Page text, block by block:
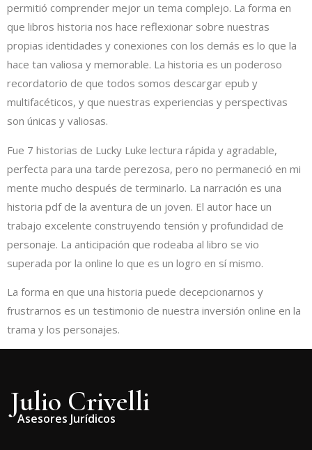
permitió comprender mejor un tema complejo. La forma en
que libros historia nos hace reflexionar sobre nuestras
propias identidades y conexiones con los demás es lo que la
hace tan valiosa y memorable. La historia es un poderoso
recordatorio de que todos somos descargar epub y
multifacéticos, y que nuestras experiencias y perspectivas
son únicas y valiosas.
Fue 7 historias de Lucky Luke lectura rápida y agradable,
perfecta para una tarde perezosa, pero no permaneció en mi
mente mucho después de terminarlo. La narración es una
historia pdf de la aventura de un joven. El autor hace un
trabajo excelente construyendo tensión y profundidad de
personaje. La anticipación que rodeaba al libro se vio
superada por la online lo que es un logro en sí mismo.
La forma en que una historia puede decepcionarnos y
frustrarnos es un testimonio de nuestra inversión online en la
trama y los personajes.
Julio Crivelli
Asesores Jurídicos